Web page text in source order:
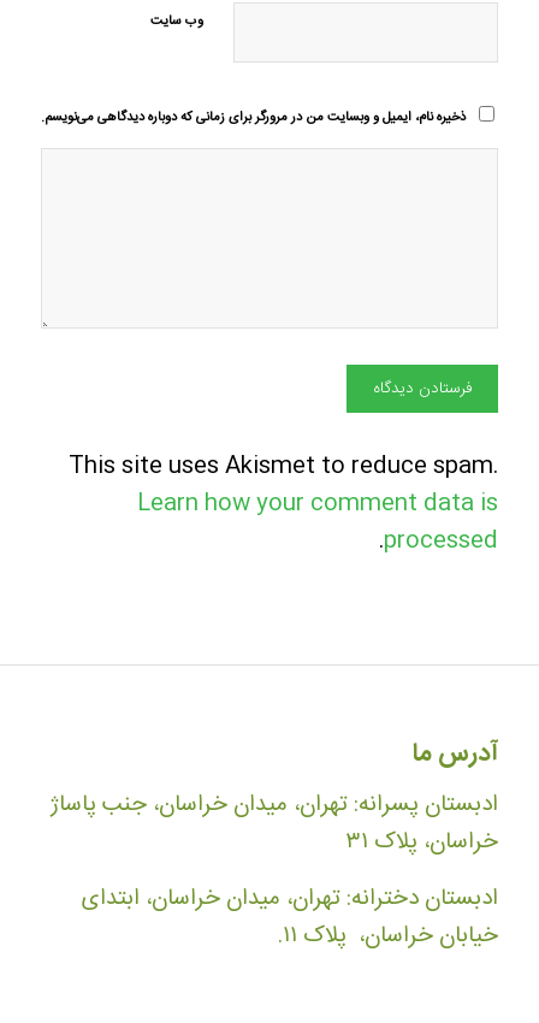
وب‌ سایت
ذخیره نام، ایمیل و وبسایت من در مرورگر برای زمانی که دوباره دیدگاهی می‌نویسم.
This site uses Akismet to reduce spam.
Learn how your comment data is
processed
.
آدرس ما
ادبستان پسرانه: تهران، میدان خراسان، جنب پاساژ
خراسان، پلاک ۳۱
ادبستان دخترانه: تهران، میدان خراسان، ابتدای
خیابان خراسان، پلاک ۱۱.